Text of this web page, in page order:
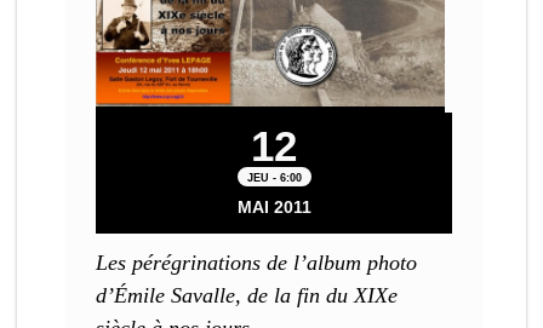
12
JEU - 6:00
MAI 2011
Les pérégrinations de l’album photo
d’Émile Savalle, de la fin du XIXe